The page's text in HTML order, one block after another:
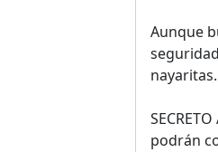
Aunque
nayaritas.
podrán